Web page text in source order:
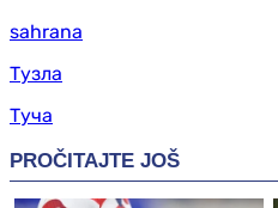
sahrana
Тузла
Туча